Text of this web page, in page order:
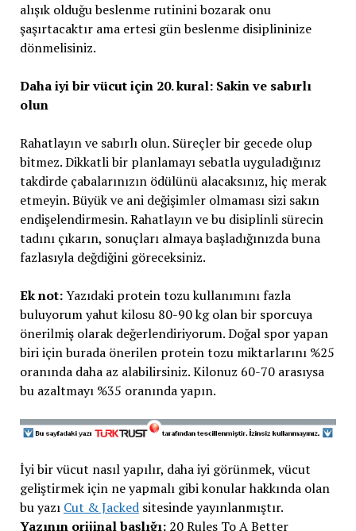
alışık olduğu beslenme rutinini bozarak onu
şaşırtacaktır ama ertesi gün beslenme disiplininize
dönmelisiniz.
Daha iyi bir vücut için 20. kural: Sakin ve sabırlı
olun
Rahatlayın ve sabırlı olun. Süreçler bir gecede olup
bitmez. Dikkatli bir planlamayı sebatla uyguladığınız
takdirde çabalarınızın ödülünü alacaksınız, hiç merak
etmeyin. Büyük ve ani değişimler olmaması sizi sakın
endişelendirmesin. Rahatlayın ve bu disiplinli sürecin
tadını çıkarın, sonuçları almaya başladığınızda buna
fazlasıyla değdiğini göreceksiniz.
Ek not:Yazıdaki protein tozu kullanımını fazla
buluyorum yahut kilosu 80-90 kg olan bir sporcuya
önerilmiş olarak değerlendiriyorum. Doğal spor yapan
biri için burada önerilen protein tozu miktarlarını %25
oranında daha az alabilirsiniz. Kilonuz 60-70 arasıysa
bu azaltmayı %35 oranında yapın.
İyi bir vücut nasıl yapılır, daha iyi görünmek, vücut
geliştirmek için ne yapmalı gibi konular hakkında olan
bu yazı Cut & Jackedsitesinde yayınlanmıştır.
Yazının orijinal başlığı:20 Rules To A Better